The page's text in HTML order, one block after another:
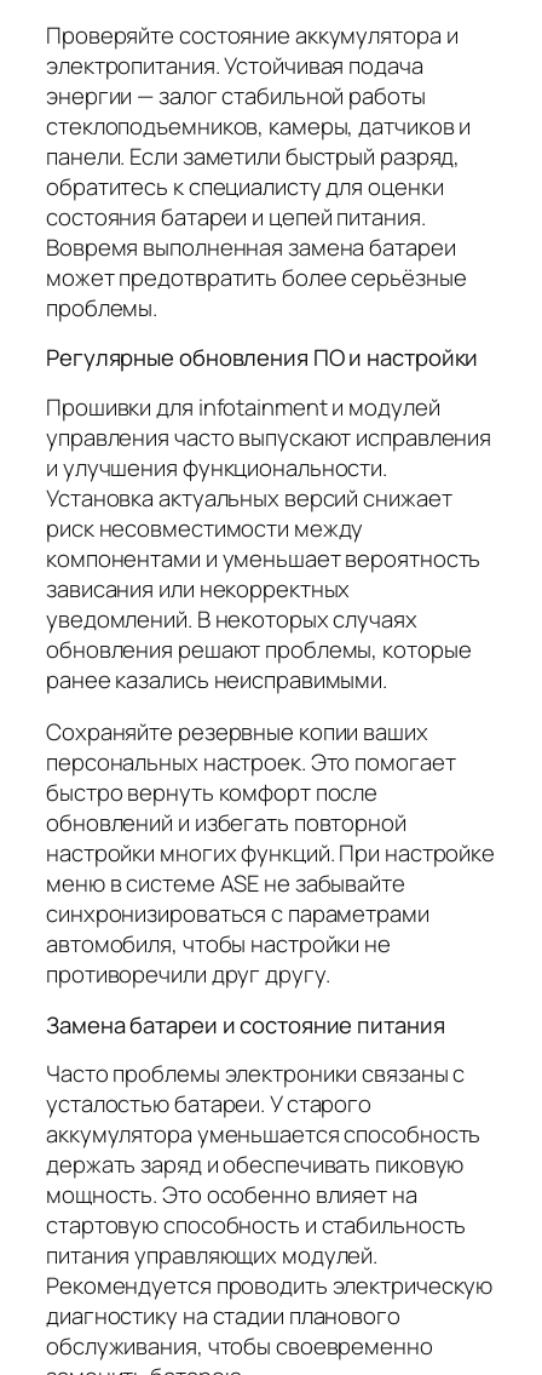
Проверяйте состояние аккумулятора и
электропитания. Устойчивая подача
энергии — залог стабильной работы
стеклоподъемников, камеры, датчиков и
панели. Если заметили быстрый разряд,
обратитесь к специалисту для оценки
состояния батареи и цепей питания.
Вовремя выполненная замена батареи
может предотвратить более серьёзные
проблемы.
Регулярные обновления ПО и настройки
Прошивки для infotainment и модулей
управления часто выпускают исправления
и улучшения функциональности.
Установка актуальных версий снижает
риск несовместимости между
компонентами и уменьшает вероятность
зависания или некорректных
уведомлений. В некоторых случаях
обновления решают проблемы, которые
ранее казались неисправимыми.
Сохраняйте резервные копии ваших
персональных настроек. Это помогает
быстро вернуть комфорт после
обновлений и избегать повторной
настройки многих функций. При настройке
меню в системе ASE не забывайте
синхронизироваться с параметрами
автомобиля, чтобы настройки не
противоречили друг другу.
Замена батареи и состояние питания
Часто проблемы электроники связаны с
усталостью батареи. У старого
аккумулятора уменьшается способность
держать заряд и обеспечивать пиковую
мощность. Это особенно влияет на
стартовую способность и стабильность
питания управляющих модулей.
Рекомендуется проводить электрическую
диагностику на стадии планового
обслуживания, чтобы своевременно